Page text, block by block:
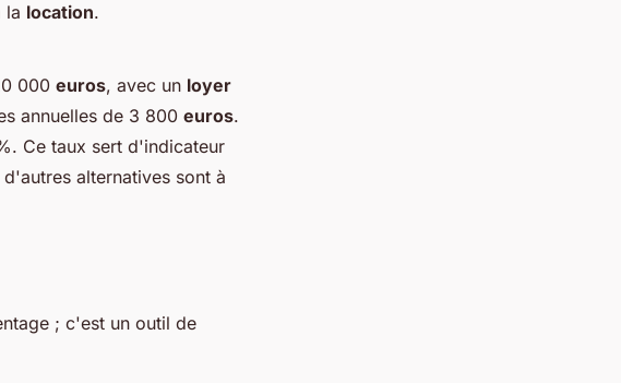
la location.
000 euros, avec un loyer
annuelles de 3 800 euros.
Ce taux sert d'indicateur
alternatives sont à
; c'est un outil de